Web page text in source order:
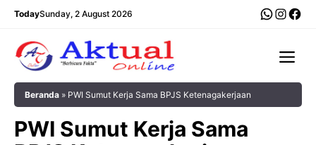
Langsung
TodaySunday, 2 August 2026
Beranda » PWI Sumut Kerja Sama BPJS Ketenagakerjaan
PWI Sumut Kerja Sama